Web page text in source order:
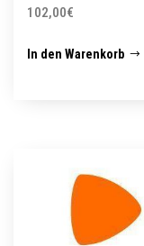
102,00€
In den Warenkorb